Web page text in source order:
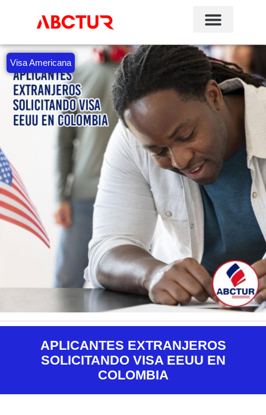
Visa Americana
APLICANTES EXTRANJEROS
SOLICITANDO VISA EEUU EN
COLOMBIA